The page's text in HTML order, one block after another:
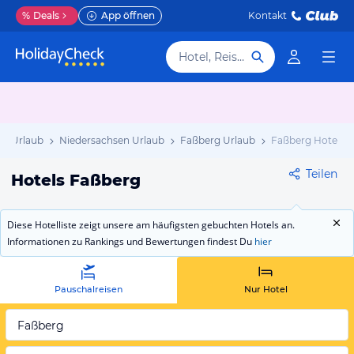
% Deals App öffnen Kontakt
Hotel, Reiseziel
Urlaub Niedersachsen Urlaub Faßberg Urlaub Faßberg Hotels
Hotels Faßberg Teilen
Diese Hotelliste zeigt unsere am häufigsten gebuchten Hotels an.
Informationen zu Rankings und Bewertungen findest Du hier
Pauschalreisen Nur Hotel
Faßberg